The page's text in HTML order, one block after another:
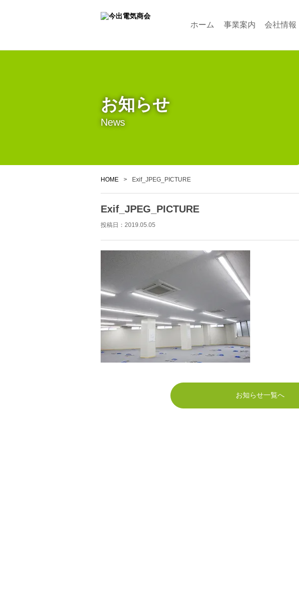
ホーム 事業案内 会社情報
お知らせ
News
HOME > Exif_JPEG_PICTURE
Exif_JPEG_PICTURE
投稿日： 2019.05.05
お知らせ一覧へ